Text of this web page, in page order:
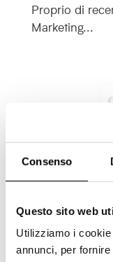
Consenso
Questo sito web
Utilizziamo i
annunci, per
Proprio di
Marketing...
Lead